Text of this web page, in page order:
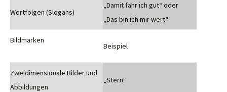
Wortfolgen (Slogans)
„Damit fahr ich gut“ oder
„Das bin ich mir wert“
Bildmarken
Beispiel
Zweidimensionale Bilder und
Abbildungen
„Stern“